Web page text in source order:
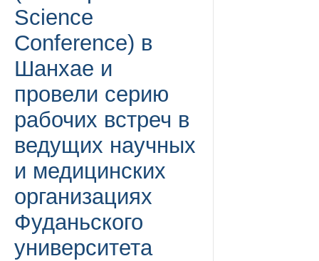
Science
Conference) в
Шанхае и
провели серию
рабочих встреч в
ведущих научных
и медицинских
организациях
Фуданьского
университета